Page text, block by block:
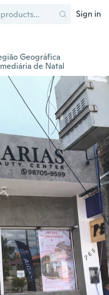
Sign in
Geográfica
de Natal